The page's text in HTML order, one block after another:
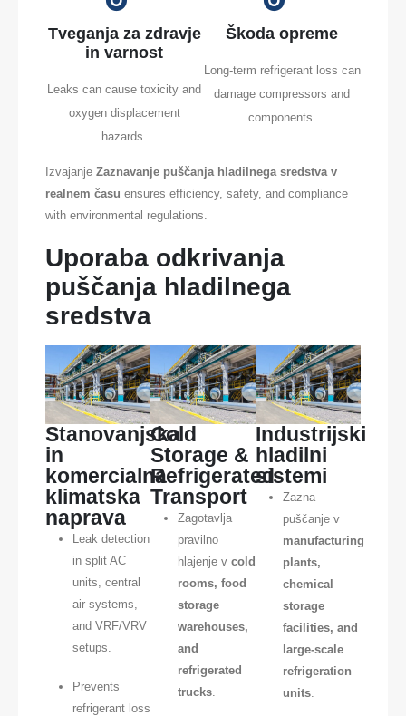
Tveganja za zdravje
in varnost
Leaks can cause toxicity and
oxygen displacement
hazards.
Škoda opreme
Long-term refrigerant loss can
damage compressors and
components.
Izvajanje Zaznavanje puščanja hladilnega sredstva v
realnem času ensures efficiency, safety, and compliance
with environmental regulations.
Uporaba odkrivanja
puščanja hladilnega
sredstva
Stanovanjska
in
komercialna
klimatska
naprava
Leak detection
in split AC
units, central
air systems,
and VRF/VRV
setups.
Prevents
refrigerant loss
Cold
Storage &
Refrigerated
Transport
Zagotavlja
pravilno
hlajenje v cold
rooms, food
storage
warehouses,
and
refrigerated
trucks.
Industrijski
hladilni
sistemi
Zazna
puščanje v
manufacturing
plants,
chemical
storage
facilities, and
large-scale
refrigeration
units.